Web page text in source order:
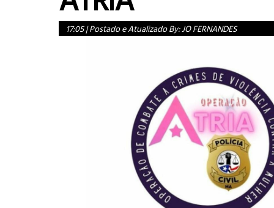
17:05|Postado e Atualizado By:JO FERNANDES